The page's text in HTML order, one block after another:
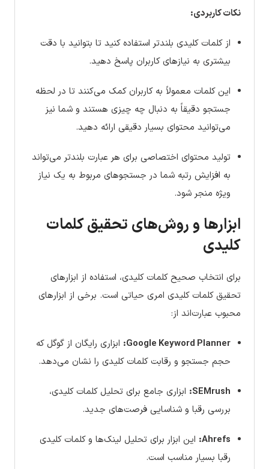
نکات کاربردی:
از کلمات کلیدی بلندتر استفاده کنید تا بتوانید با دقت
بیشتری به نیازهای کاربران پاسخ دهید.
این کلمات معمولاً به کاربران کمک می‌کنند تا در لحظه
جستجو دقیقاً به دنبال چه چیزی هستند و شما نیز
می‌توانید محتوای بسیار دقیقی ارائه دهید.
تولید محتوای اختصاصی برای هر عبارت بلندتر می‌تواند
به افزایش رتبه شما در جستجوهای مربوط به یک نیاز
ویژه منجر شود.
ابزارها و روش‌های تحقیق کلمات
کلیدی
برای انتخاب صحیح کلمات کلیدی، استفاده از ابزارهای
تحقیق کلمات کلیدی امری حیاتی است. برخی از ابزارهای
محبوب عبارت‌اند از:
Google Keyword Planner: ابزاری رایگان از گوگل که
حجم جستجو و رقابت کلمات کلیدی را نشان می‌دهد.
SEMrush: ابزاری جامع برای تحلیل کلمات کلیدی،
بررسی رقبا و شناسایی فرصت‌های جدید.
Ahrefs: این ابزار برای تحلیل لینک‌ها و کلمات کلیدی
رقبا بسیار مناسب است.